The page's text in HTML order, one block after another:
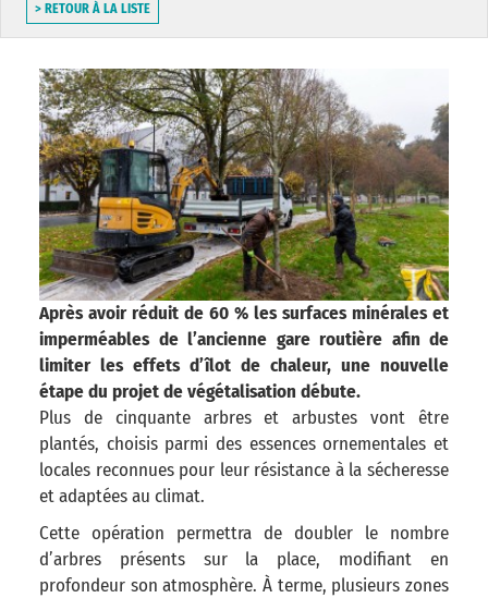
> RETOUR À LA LISTE
Après avoir réduit de 60 % les surfaces minérales et
imperméables de l’ancienne gare routière afin de
limiter les effets d’îlot de chaleur, une nouvelle
étape du projet de végétalisation débute.
Plus de cinquante arbres et arbustes vont être
plantés, choisis parmi des essences ornementales et
locales reconnues pour leur résistance à la sécheresse
et adaptées au climat.
Cette opération permettra de doubler le nombre
d’arbres présents sur la place, modifiant en
profondeur son atmosphère. À terme, plusieurs zones